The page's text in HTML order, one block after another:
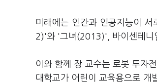
미래에는 인간과 인공지능이
2)'와 '그녀(2013)', 바이센테니
이와 함께 장 교수는 로봇 투자
대학교가 어린이 교육용으로 개